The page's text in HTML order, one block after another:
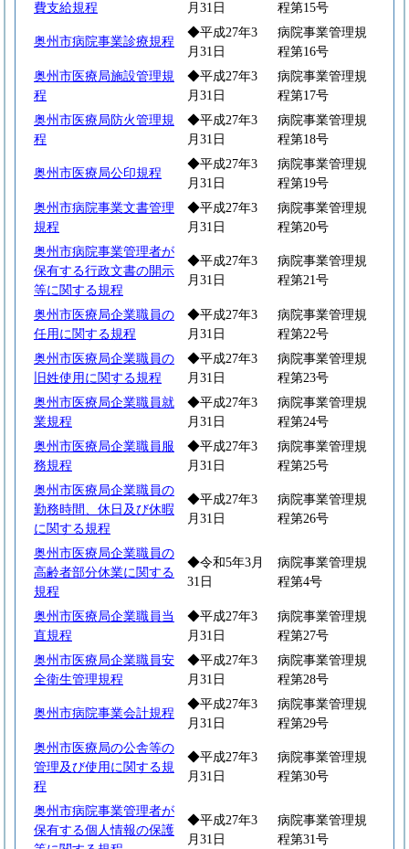
費支給規程
月31日
程第15号
奥州市病院事業診療規程
◆平成27年3
月31日
病院事業管理規
程第16号
奥州市医療局施設管理規
程
◆平成27年3
月31日
病院事業管理規
程第17号
奥州市医療局防火管理規
程
◆平成27年3
月31日
病院事業管理規
程第18号
奥州市医療局公印規程
◆平成27年3
月31日
病院事業管理規
程第19号
奥州市病院事業文書管理
規程
◆平成27年3
月31日
病院事業管理規
程第20号
奥州市病院事業管理者が
保有する行政文書の開示
等に関する規程
◆平成27年3
月31日
病院事業管理規
程第21号
奥州市医療局企業職員の
任用に関する規程
◆平成27年3
月31日
病院事業管理規
程第22号
奥州市医療局企業職員の
旧姓使用に関する規程
◆平成27年3
月31日
病院事業管理規
程第23号
奥州市医療局企業職員就
業規程
◆平成27年3
月31日
病院事業管理規
程第24号
奥州市医療局企業職員服
務規程
◆平成27年3
月31日
病院事業管理規
程第25号
奥州市医療局企業職員の
勤務時間、休日及び休暇
に関する規程
◆平成27年3
月31日
病院事業管理規
程第26号
奥州市医療局企業職員の
高齢者部分休業に関する
規程
◆令和5年3月
31日
病院事業管理規
程第4号
奥州市医療局企業職員当
直規程
◆平成27年3
月31日
病院事業管理規
程第27号
奥州市医療局企業職員安
全衛生管理規程
◆平成27年3
月31日
病院事業管理規
程第28号
奥州市病院事業会計規程
◆平成27年3
月31日
病院事業管理規
程第29号
奥州市医療局の公舎等の
管理及び使用に関する規
程
◆平成27年3
月31日
病院事業管理規
程第30号
奥州市病院事業管理者が
保有する個人情報の保護
◆平成27年3
月31日
病院事業管理規
程第31号